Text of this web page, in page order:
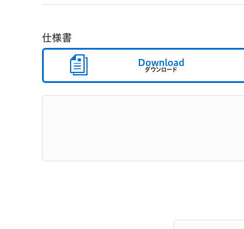
仕様書
Download
ダウンロード